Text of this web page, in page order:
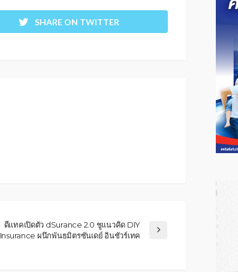
SHARE ON TWITTER
ดีแทคเปิดตัว dSurance 2.0 ชูแนวคิด DIY
Insurance ผนึกพันธมิตรซันเดย์ อินชัวร์เทค